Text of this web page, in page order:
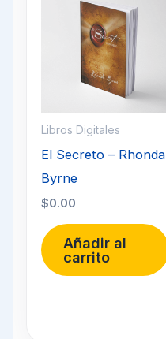
Libros Digitales
El Secreto – Rhonda
Byrne
$0.00
Añadir al
carrito